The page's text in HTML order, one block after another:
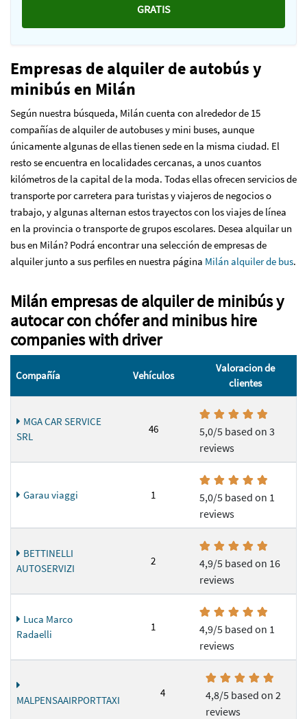
GRATIS
Empresas de alquiler de autobús y
minibús en Milán
Según nuestra búsqueda, Milán cuenta con alrededor de 15
compañías de alquiler de autobuses y mini buses, aunque
únicamente algunas de ellas tienen sede en la misma ciudad. El
resto se encuentra en localidades cercanas, a unos cuantos
kilómetros de la capital de la moda. Todas ellas ofrecen servicios de
transporte por carretera para turistas y viajeros de negocios o
trabajo, y algunas alternan estos trayectos con los viajes de línea
en la provincia o transporte de grupos escolares. Desea alquilar un
bus en Milán? Podrá encontrar una selección de empresas de
alquiler junto a sus perfiles en nuestra página Milán alquiler de bus.
Milán empresas de alquiler de minibús y
autocar con chófer and minibus hire
companies with driver
Compañía Vehículos
Valoracion de
clientes
MGA CAR SERVICE
SRL
46
5,0/5 based on 3
reviews
Garau viaggi 1
5,0/5 based on 1
reviews
BETTINELLI
AUTOSERVIZI
2
4,9/5 based on 16
reviews
Luca Marco
Radaelli
1
4,9/5 based on 1
reviews
MALPENSAAIRPORTTAXI
4
4,8/5 based on 2
reviews